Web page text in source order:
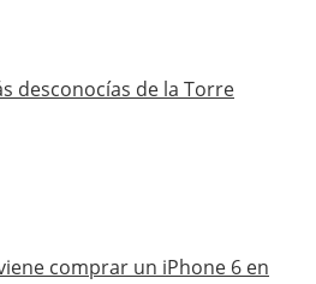
desconocías de la Torre
comprar un iPhone 6 en